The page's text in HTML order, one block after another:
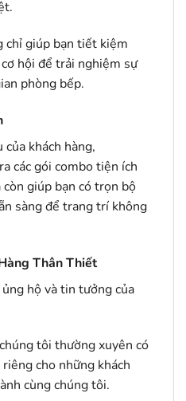
chỉ giúp bạn tiết kiệm
hội để trải nghiệm sự
phòng bếp.
khách hàng,
các gói combo tiện ích
giúp bạn có trọn bộ
sàng để trang trí không
Thân Thiết
hộ và tin tưởng của
tôi thường xuyên có
cho những khách
cùng chúng tôi.